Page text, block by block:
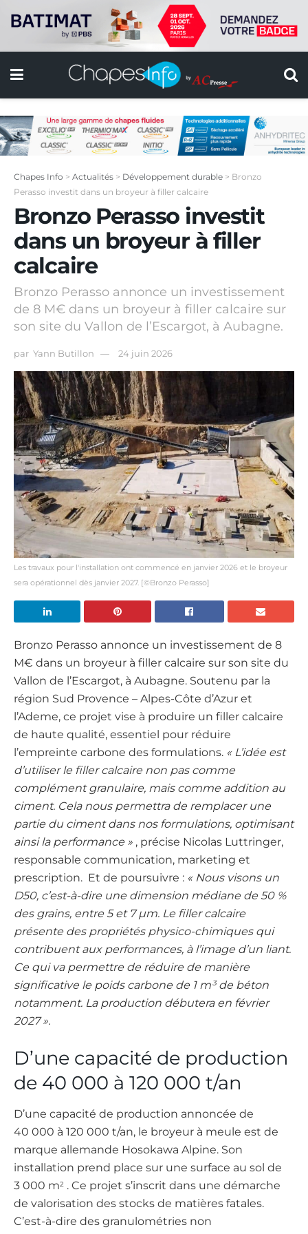
Chapes Info > Actualités > Développement durable > Bronzo
Perasso investit dans un broyeur à filler calcaire
Bronzo Perasso investit
dans un broyeur à filler
calcaire
Bronzo Perasso annonce un investissement
de 8 M€ dans un broyeur à filler calcaire sur
son site du Vallon de l’Escargot, à Aubagne.
par Yann Butillon 24 juin 2026
Les travaux pour l'installation ont commencé en janvier 2026 et le broyeur
sera opérationnel dès janvier 2027. [©Bronzo Perasso]
Bronzo Perasso annonce un investissement de 8
M€ dans un broyeur à filler calcaire sur son site du
Vallon de l’Escargot, à Aubagne. Soutenu par la
région Sud Provence – Alpes-Côte d’Azur et
l’Ademe, ce projet vise à produire un filler calcaire
de haute qualité, essentiel pour réduire
l’empreinte carbone des formulations. « L’idée est
d’utiliser le filler calcaire non pas comme
complément granulaire, mais comme addition au
ciment. Cela nous permettra de remplacer une
partie du ciment dans nos formulations, optimisant
ainsi la performance » , précise Nicolas Luttringer,
responsable communication, marketing et
prescription. Et de poursuivre : « Nous visons un
D50, c’est-à-dire une dimension médiane de 50 %
des grains, entre 5 et 7 µm. Le filler calcaire
présente des propriétés physico-chimiques qui
contribuent aux performances, à l’image d’un liant.
Ce qui va permettre de réduire de manière
significative le poids carbone de 1 m³ de béton
notamment. La production débutera en février
2027 ».
D’une capacité de production
de 40 000 à 120 000 t/an
D’une capacité de production annoncée de
40 000 à 120 000 t/an, le broyeur à meule est de
marque allemande Hosokawa Alpine. Son
installation prend place sur une surface au sol de
3 000 m2 . Ce projet s’inscrit dans une démarche
de valorisation des stocks de matières fatales.
C’est-à-dire des granulométries non